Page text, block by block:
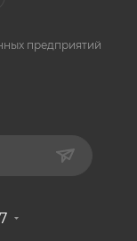
предприятий